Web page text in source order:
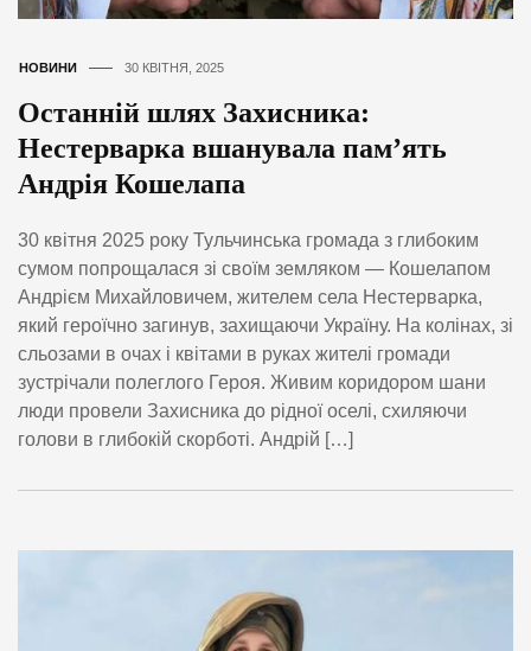
НОВИНИ 30 КВІТНЯ, 2025
Останній шлях Захисника:
Нестерварка вшанувала пам’ять
Андрія Кошелапа
30 квітня 2025 року Тульчинська громада з глибоким
сумом попрощалася зі своїм земляком — Кошелапом
Андрієм Михайловичем, жителем села Нестерварка,
який героїчно загинув, захищаючи Україну. На колінах, зі
сльозами в очах і квітами в руках жителі громади
зустрічали полеглого Героя. Живим коридором шани
люди провели Захисника до рідної оселі, схиляючи
голови в глибокій скорботі. Андрій […]